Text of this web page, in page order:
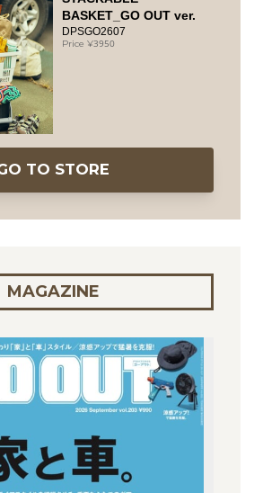
BASKET_GO OUT ver.
DPSGO2607
3950
TO STORE
MAGAZINE